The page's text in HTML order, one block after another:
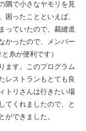
隅で小さなヤモリを見
困ったことといえば、
っていたので、裁縫道
かったので、メンバー
糸が便利です）
ます。このプログラム
レストランもとても良
トリさんは行きたい場
てくれましたので、と
ができました。